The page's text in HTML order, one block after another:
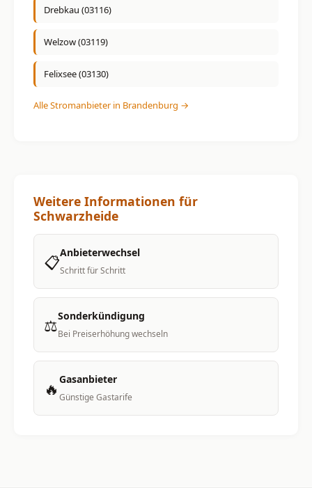
Drebkau (03116)
Welzow (03119)
Felixsee (03130)
Alle Stromanbieter in Brandenburg →
Weitere Informationen für
Schwarzheide
📋Anbieterwechsel
Schritt für Schritt
⚖️Sonderkündigung
Bei Preiserhöhung wechseln
🔥 Gasanbieter
Günstige Gastarife